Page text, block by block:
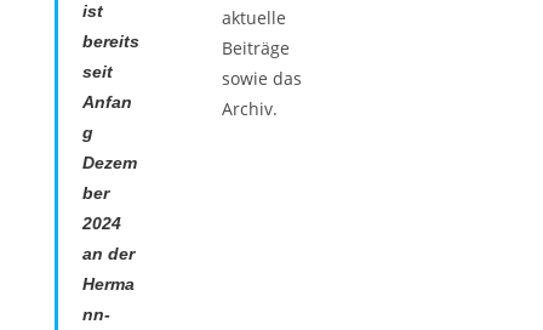
aktuelle
Beiträge
sowie das
Archiv.
ist
bereits
seit
Anfan
g
Dezem
ber
2024
an der
Herma
nn-